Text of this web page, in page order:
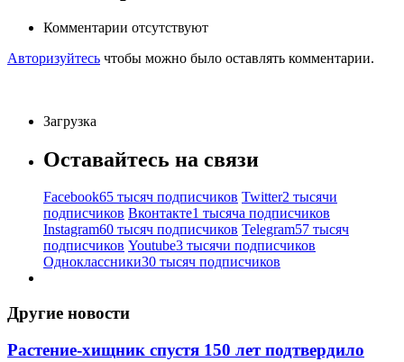
Комментарии отсутствуют
Авторизуйтесь чтобы можно было оставлять комментарии.
Загрузка
Оставайтесь на связи
Facebook65 тысяч подписчиков Twitter2 тысячи
подписчиков Вконтакте1 тысяча подписчиков
Instagram60 тысяч подписчиков Telegram57 тысяч
подписчиков Youtube3 тысячи подписчиков
Одноклассники30 тысяч подписчиков
Другие новости
Растение-хищник спустя 150 лет подтвердило